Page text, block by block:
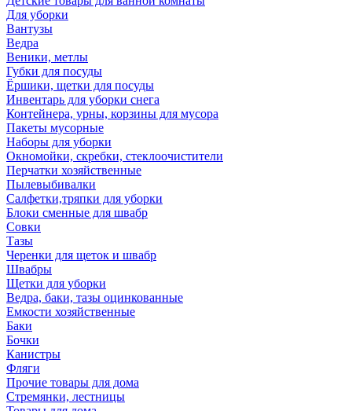
Для уборки
Вантузы
Ведра
Веники, метлы
Губки для посуды
Ёршики, щетки для посуды
Инвентарь для уборки снега
Контейнера, урны, корзины для мусора
Пакеты мусорные
Наборы для уборки
Окномойки, скребки, стеклоочистители
Перчатки хозяйственные
Пылевыбивалки
Салфетки,тряпки для уборки
Блоки сменные для швабр
Совки
Тазы
Черенки для щеток и швабр
Швабры
Щетки для уборки
Ведра, баки, тазы оцинкованные
Емкости хозяйственные
Баки
Бочки
Канистры
Фляги
Прочие товары для дома
Стремянки, лестницы